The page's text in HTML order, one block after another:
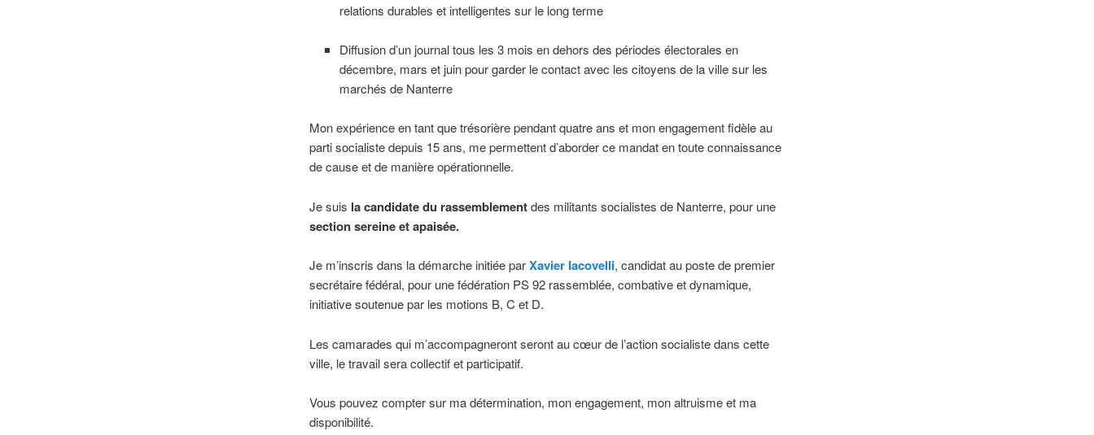
relations durables et intelligentes sur le long terme
Diffusion d’un journal tous les 3 mois en dehors des périodes électorales en
décembre, mars et juin pour garder le contact avec les citoyens de la ville sur les
marchés de Nanterre
Mon expérience en tant que trésorière pendant quatre ans et mon engagement fidèle au
parti socialiste depuis 15 ans, me permettent d’aborder ce mandat en toute connaissance
de cause et de manière opérationnelle.
Je suis la candidate du rassemblementdes militants socialistes de Nanterre, pour une
section sereine et apaisée.
Je m’inscris dans la démarche initiée parXavier Iacovelli, candidat au poste de premier
secrétaire fédéral, pour une fédération PS 92 rassemblée, combative et dynamique,
initiative soutenue par les motions B, C et D.
Les camarades qui m’accompagneront seront au cœur de l’action socialiste dans cette
ville, le travail sera collectif et participatif.
Vous pouvez compter sur ma détermination, mon engagement, mon altruisme et ma
disponibilité.